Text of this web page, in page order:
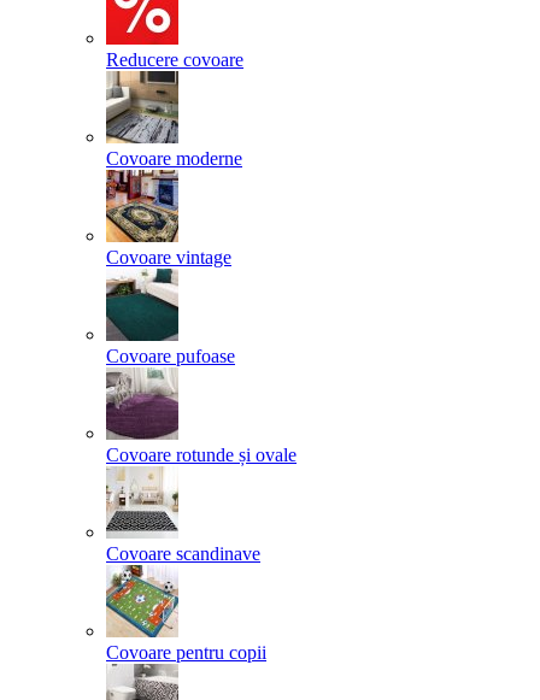
Reducere covoare
Covoare moderne
Covoare vintage
Covoare pufoase
Covoare rotunde și ovale
Covoare scandinave
Covoare pentru copii